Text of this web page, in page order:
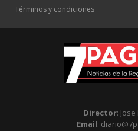
Términos y condiciones
Director:
Email: